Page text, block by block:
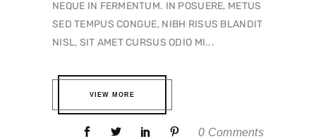
NEQUE IN FERMENTUM. IN POSUERE, METUS
SED TEMPUS CONGUE, NIBH RISUS BLANDIT
NISL, SIT AMET CURSUS ODIO MI...
VIEW MORE
0 Comments